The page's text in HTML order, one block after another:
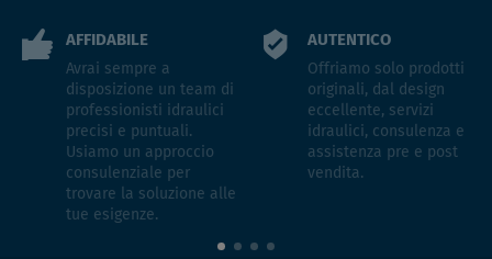
AFFIDABILE
Avrai sempre a
disposizione un team di
professionisti idraulici
precisi e puntuali.
Usiamo un approccio
consulenziale per
trovare la soluzione alle
tue esigenze.
AUTENTICO
Offriamo solo prodotti
originali, dal design
eccellente, servizi
idraulici, consulenza e
assistenza pre e post
vendita.